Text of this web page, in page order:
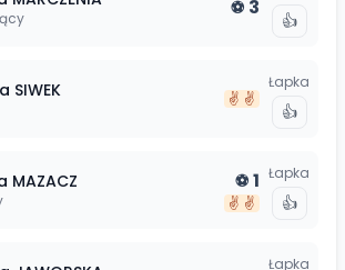
⚽ 3
👍
SIWEK ✌️ ✌️
Łapka
👍
MAZACZ ⚽ 1
✌️ ✌️
Łapka
👍
Łapka